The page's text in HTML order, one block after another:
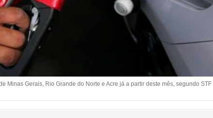
Minas Gerais, Rio Grande do Norte e Acre já a partir deste mês, segundo